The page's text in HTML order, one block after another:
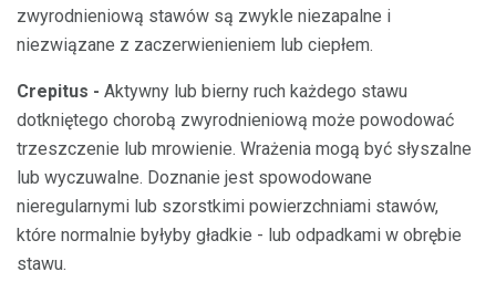
zwyrodnieniową stawów są zwykle niezapalne i
niezwiązane z zaczerwienieniem lub ciepłem.
Crepitus - Aktywny lub bierny ruch każdego stawu
dotkniętego chorobą zwyrodnieniową może powodować
trzeszczenie lub mrowienie. Wrażenia mogą być słyszalne
lub wyczuwalne. Doznanie jest spowodowane
nieregularnymi lub szorstkimi powierzchniami stawów,
które normalnie byłyby gładkie - lub odpadkami w obrębie
stawu.